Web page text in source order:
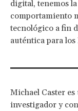
digital, tenemos
comportamiento
tecnológico a fin
auténtica para
Michael Caster
investigador y